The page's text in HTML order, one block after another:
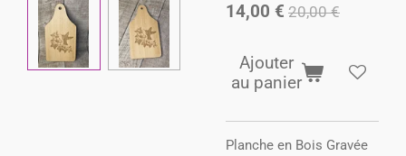
14,00 € 20,00 €
Ajouter
au panier
​Planche en Bois Gravée